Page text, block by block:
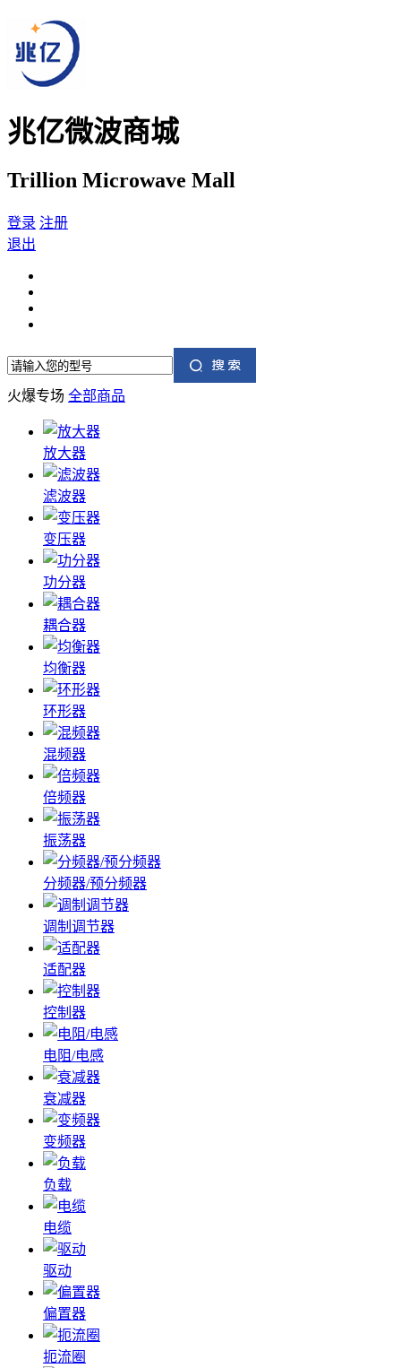
兆亿微波商城
Trillion Microwave Mall
登录 注册
退出
火爆专场 全部商品
放大器
滤波器
变压器
功分器
耦合器
均衡器
环形器
混频器
倍频器
振荡器
分频器/预分频器
调制调节器
适配器
控制器
电阻/电感
衰减器
变频器
负载
电缆
驱动
偏置器
扼流圈